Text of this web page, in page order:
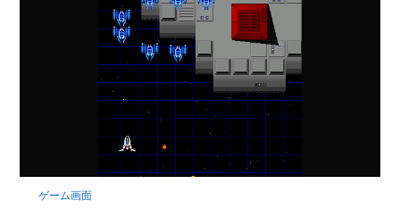
ゲーム画面